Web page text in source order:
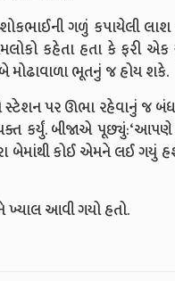
ગળું કપાયેલી
કહેતા હતા કે ફરી એક
મોઢાવાળા ભૂતનું જ હોય શકે.
પર ઊભા રહેવાનું જ બંધ
કર્યું. બીજાએ પૂછ્યું:‘આપણે
બેમાંથી કોઈ એમને લઈ ગયું
ખ્યાલ આવી ગયો હતો.